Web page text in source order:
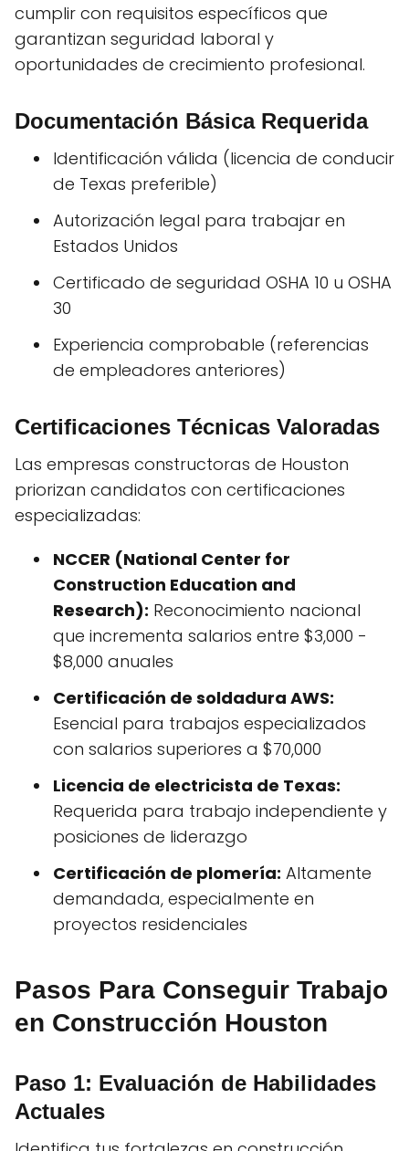
cumplir con requisitos específicos que
garantizan seguridad laboral y
oportunidades de crecimiento profesional.
Documentación Básica Requerida
Identificación válida (licencia de conducir
de Texas preferible)
Autorización legal para trabajar en
Estados Unidos
Certificado de seguridad OSHA 10 u OSHA
30
Experiencia comprobable (referencias
de empleadores anteriores)
Certificaciones Técnicas Valoradas
Las empresas constructoras de Houston
priorizan candidatos con certificaciones
especializadas:
NCCER (National Center for
Construction Education and
Research): Reconocimiento nacional
que incrementa salarios entre $3,000 -
$8,000 anuales
Certificación de soldadura AWS:
Esencial para trabajos especializados
con salarios superiores a $70,000
Licencia de electricista de Texas:
Requerida para trabajo independiente y
posiciones de liderazgo
Certificación de plomería: Altamente
demandada, especialmente en
proyectos residenciales
Pasos Para Conseguir Trabajo
en Construcción Houston
Paso 1: Evaluación de Habilidades
Actuales